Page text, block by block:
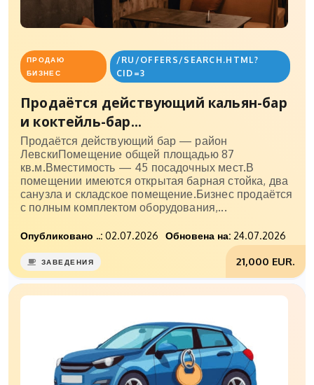
ПРОДАЮ
БИЗНЕС
/RU/OFFERS/SEARCH.HTML?
CID=3
Продаётся действующий кальян-бар
и коктейль-бар...
Продаётся действующий бар — район
ЛевскиПомещение общей площадью 87
кв.м.Вместимость — 45 посадочных мест.В
помещении имеются открытая барная стойка, два
санузла и складское помещение.Бизнес продаётся
с полным комплектом оборудования,...
Опубликовано ..: 02.07.2026 Обновена на: 24.07.2026
21,000 EUR.
ЗАВЕДЕНИЯ